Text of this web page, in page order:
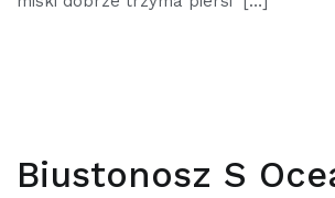
Biustonosz S